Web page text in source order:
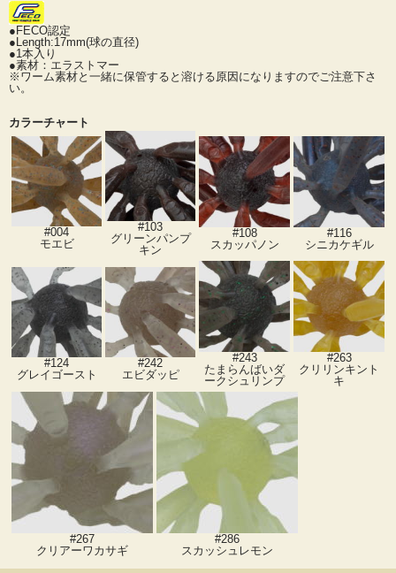
●FECO認定
●Length:17mm(球の直径)
●1本入り
●素材：エラストマー
※ワーム素材と一緒に保管すると溶ける原因になりますのでご注意下さ
い。
カラーチャート
#004
モエビ
#103
グリーンパンプ
キン
#108
スカッパノン
#116
シニカケギル
#124
グレイゴースト
#242
エビダッピ
#243
たまらんばいダ
ークシュリンプ
#263
クリリンキント
キ
#267
クリアーワカサギ
#286
スカッシュレモン